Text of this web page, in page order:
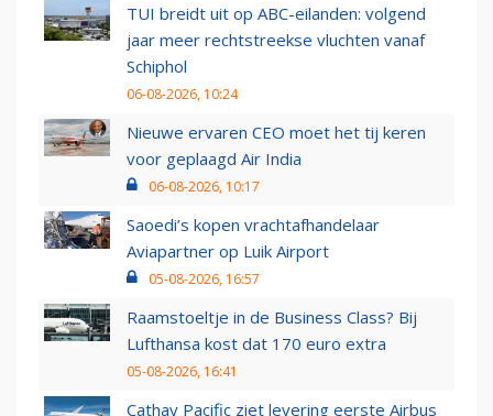
TUI breidt uit op ABC-eilanden: volgend
jaar meer rechtstreekse vluchten vanaf
Schiphol
06-08-2026, 10:24
Nieuwe ervaren CEO moet het tij keren
voor geplaagd Air India
06-08-2026, 10:17
Saoedi’s kopen vrachtafhandelaar
Aviapartner op Luik Airport
05-08-2026, 16:57
Raamstoeltje in de Business Class? Bij
Lufthansa kost dat 170 euro extra
05-08-2026, 16:41
Cathay Pacific ziet levering eerste Airbus